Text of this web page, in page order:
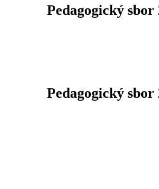
Pedagogický sbor
Pedagogický sbor